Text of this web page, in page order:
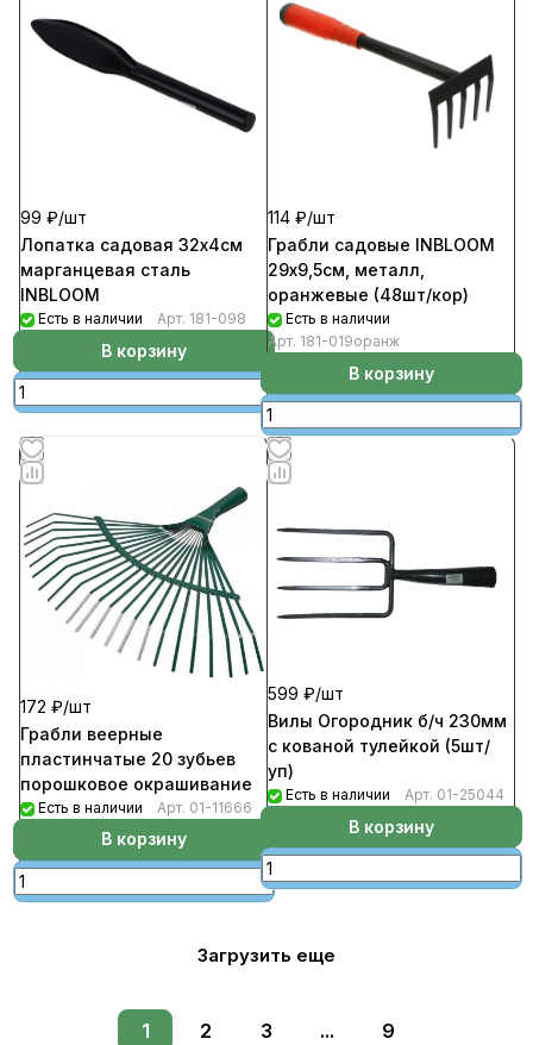
99 ₽/шт
Лопатка садовая 32х4см
марганцевая сталь
INBLOOM
Есть в наличии Арт. 181-098
В корзину
114 ₽/шт
Грабли садовые INBLOOM
29х9,5см, металл,
оранжевые (48шт/кор)
Есть в наличии
Арт. 181-019оранж
В корзину
172 ₽/шт
Грабли веерные
пластинчатые 20 зубьев
порошковое окрашивание
Есть в наличии Арт. 01-11666
В корзину
599 ₽/шт
Вилы Огородник б/ч 230мм
с кованой тулейкой (5шт/
уп)
Есть в наличии Арт. 01-25044
В корзину
Загрузить еще
1 2 3 ...
9